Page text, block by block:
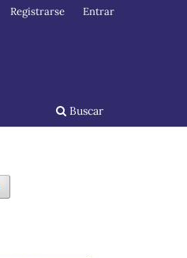
Buscar
Registrarse Entrar